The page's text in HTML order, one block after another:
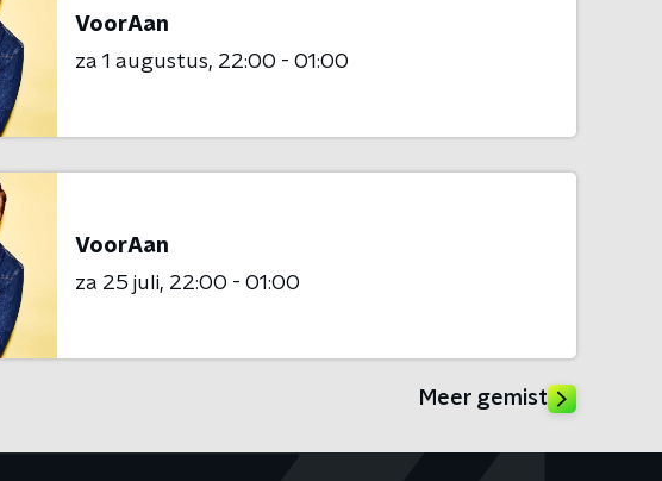
VoorAan
za 1 augustus 22:00 - 01:00
VoorAan
za 25 juli 22:00 - 01:00
Meer gemist